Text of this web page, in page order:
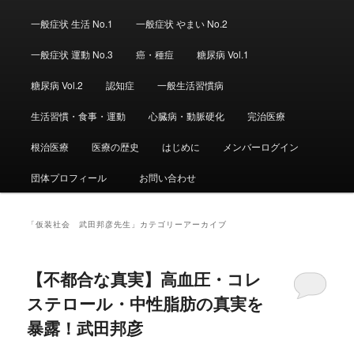
一般症状 生活 No.1 一般症状 やまい No.2
一般症状 運動 No.3 癌・種痘 糖尿病 Vol.1
糖尿病 Vol.2 認知症 一般生活習慣病
生活習慣・食事・運動 心臓病・動脈硬化 完治医療
根治医療 医療の歴史 はじめに メンバーログイン
団体プロフィール お問い合わせ
「仮装社会 武田邦彦先生 」カテゴリーアーカイブ
【不都合な真実】高血圧・コレ
ステロール・中性脂肪の真実を
暴露！武田邦彦